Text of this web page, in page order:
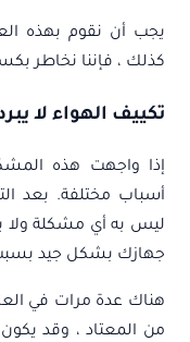
يجب أن نقوم بهذه
كذلك ، فإننا نخاطر
تكييف الهواء لا
إذا واجهت هذه
أسباب مختلفة. بعد
ليس به أي مشكلة ولا
جهازك بشكل جيد بسبب
هناك عدة مرات في
من المعتاد ، وقد